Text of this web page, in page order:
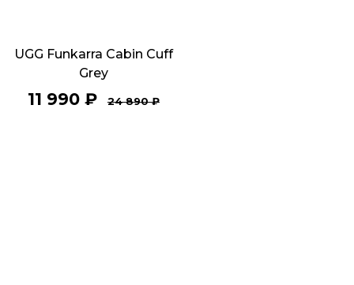
UGG Funkarra Cabin Cuff
Grey
11 990₽ 24 890₽